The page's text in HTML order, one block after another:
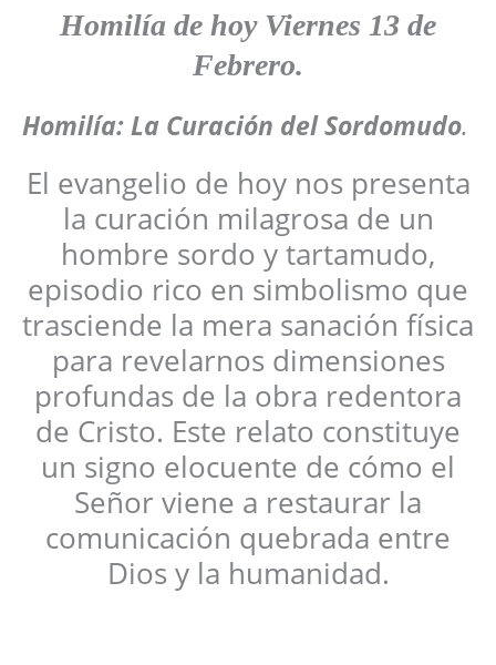
Homilía de hoy Viernes 13 de
Febrero.
Homilía:La Curación del Sordomudo.
El evangelio de hoy nos presenta
la curación milagrosa de un
hombre sordo y tartamudo,
episodio rico en simbolismo que
trasciende la mera sanación física
para revelarnos dimensiones
profundas de la obra redentora
de Cristo. Este relato constituye
un signo elocuente de cómo el
Señor viene a restaurar la
comunicación quebrada entre
Dios y la humanidad.